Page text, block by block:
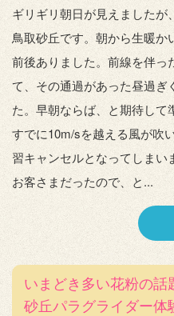
ギリギリ朝日が見えましたが
鳥取砂丘です。朝から生暖
前後ありました。前線を伴
て、その通過があった昼過ぎ
た。早朝ならば、と期待して
すでに10m/sを越える風が吹
習キャンセルとなってしまい
お客さまだったので、と...
いまどき多い花粉の話
砂丘パラグライダー体